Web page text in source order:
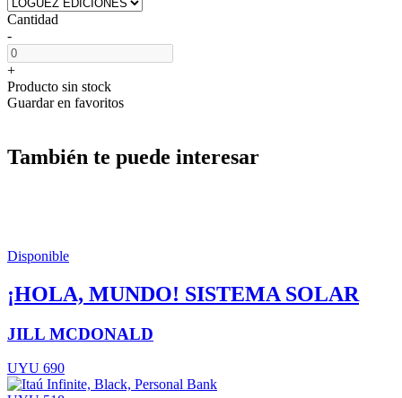
Cantidad
-
+
Producto sin stock
Guardar en favoritos
También te puede interesar
Disponible
¡HOLA, MUNDO! SISTEMA SOLAR
JILL MCDONALD
UYU 690